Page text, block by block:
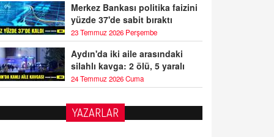
Merkez Bankası politika faizini
yüzde 37'de sabit bıraktı
23 Temmuz 2026 Perşembe
Aydın'da iki aile arasındaki
silahlı kavga: 2 ölü, 5 yaralı
24 Temmuz 2026 Cuma
YAZARLAR